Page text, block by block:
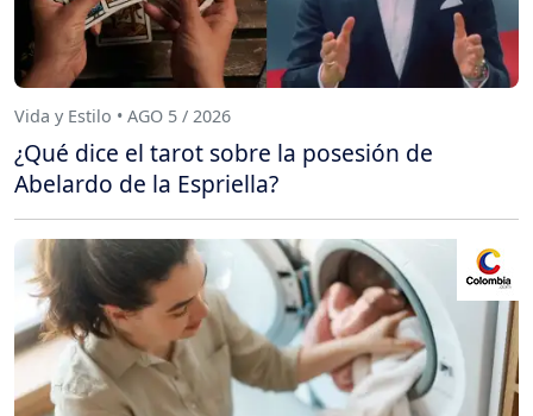
Vida y Estilo • AGO 5 / 2026
¿Qué dice el tarot sobre la posesión de
Abelardo de la Espriella?